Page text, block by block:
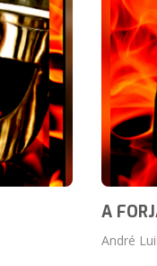
A
André